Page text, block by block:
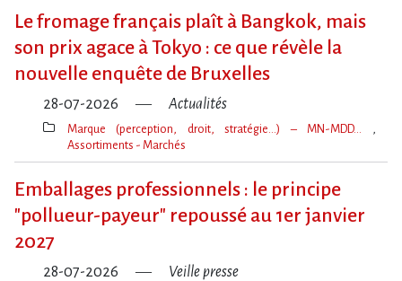
Le fromage français plaît à Bangkok, mais
son prix agace à Tokyo : ce que révèle la
nouvelle enquête de Bruxelles
28-07-2026 Actualités
Thèmes(s)
Marque (perception, droit, stratégie…) – MN-MDD…
Assortiments - Marchés
Emballages professionnels : le principe
"pollueur-payeur" repoussé au 1er janvier
2027
28-07-2026 Veille presse